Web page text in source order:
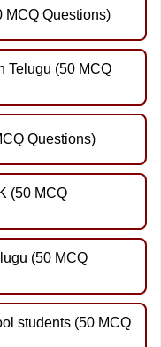
MCQ Questions)
Telugu (50 MCQ
Questions)
(50 MCQ
(50 MCQ
students (50 MCQ